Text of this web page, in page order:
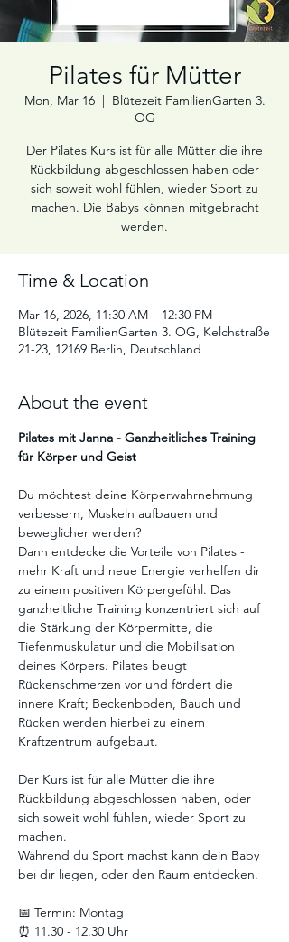
Pilates für Mütter
Mon, Mar 16
  |
Blütezeit FamilienGarten 3.
OG
Der Pilates Kurs ist für alle Mütter die ihre
Rückbildung abgeschlossen haben oder
sich soweit wohl fühlen, wieder Sport zu
machen. Die Babys können mitgebracht
werden.
Time & Location
Mar 16, 2026, 11:30 AM – 12:30 PM
Blütezeit FamilienGarten 3. OG, Kelchstraße
21-23, 12169 Berlin, Deutschland
About the event
Pilates mit Janna - Ganzheitliches Training
für Körper und Geist
Du möchtest deine Körperwahrnehmung
verbessern, Muskeln aufbauen und
beweglicher werden?
Dann entdecke die Vorteile von Pilates -
mehr Kraft und neue Energie verhelfen dir
zu einem positiven Körpergefühl. Das
ganzheitliche Training konzentriert sich auf
die Stärkung der Körpermitte, die
Tiefenmuskulatur und die Mobilisation
deines Körpers. Pilates beugt
Rückenschmerzen vor und fördert die
innere Kraft; Beckenboden, Bauch und
Rücken werden hierbei zu einem
Kraftzentrum aufgebaut.
Der Kurs ist für alle Mütter die ihre
Rückbildung abgeschlossen haben, oder
sich soweit wohl fühlen, wieder Sport zu
machen.
Während du Sport machst kann dein Baby
bei dir liegen, oder den Raum entdecken.
📅 Termin: Montag
⏰ 11.30 - 12.30 Uhr